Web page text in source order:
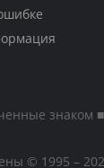
знаком
© 1995 –